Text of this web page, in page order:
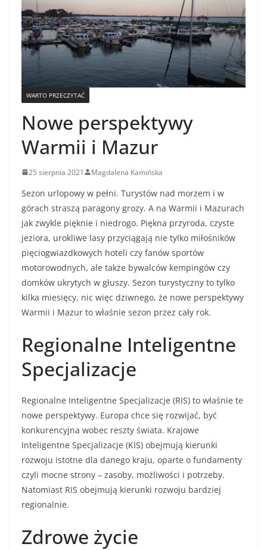
WARTO PRZECZYTAĆ
Nowe perspektywy
Warmii i Mazur
25 sierpnia 2021 Magdalena Kamińska
Sezon urlopowy w pełni. Turystów nad morzem i w
górach straszą paragony grozy. A na Warmii i Mazurach
jak zwykle pięknie i niedrogo. Piękna przyroda, czyste
jeziora, urokliwe lasy przyciągają nie tylko miłośników
pięciogwiazdkowych hoteli czy fanów sportów
motorowodnych, ale także bywalców kempingów czy
domków ukrytych w głuszy. Sezon turystyczny to tylko
kilka miesięcy, nic więc dziwnego, że nowe perspektywy
Warmii i Mazur to właśnie sezon przez cały rok.
Regionalne Inteligentne
Specjalizacje
Regionalne Inteligentne Specjalizacje (RIS) to właśnie te
nowe perspektywy. Europa chce się rozwijać, być
konkurencyjna wobec reszty świata. Krajowe
Inteligentne Specjalizacje (KIS) obejmują kierunki
rozwoju istotne dla danego kraju, oparte o fundamenty
czyli mocne strony – zasoby, możliwości i potrzeby.
Natomiast RIS obejmują kierunki rozwoju bardziej
regionalnie.
Zdrowe życie